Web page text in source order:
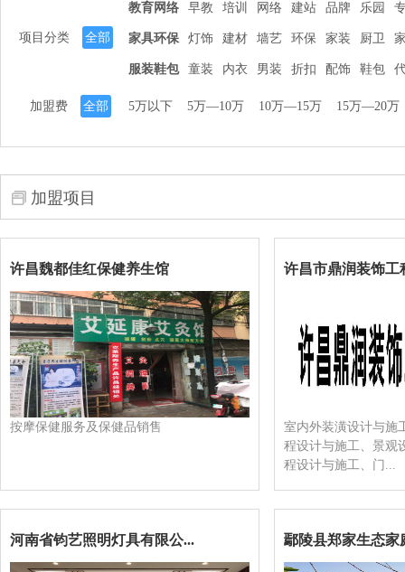
项目分类 全部
教育网络 早教 培训 网络 建站 品牌 乐园
家具环保 灯饰 建材 墙艺 环保 家装 厨卫
服装鞋包 童装 内衣 男装 折扣 配饰 鞋包
加盟费 全部 5万以下 5万—10万 10万—15万 15万—20万
加盟项目
许昌魏都佳红保健养生馆
按摩保健服务及保健品销售
许昌市鼎润装饰工
室内外装潢设计与施
程设计与施工、景观
程设计与施工、门...
河南省钧艺照明灯具有限公... 鄢陵县郑家生态家